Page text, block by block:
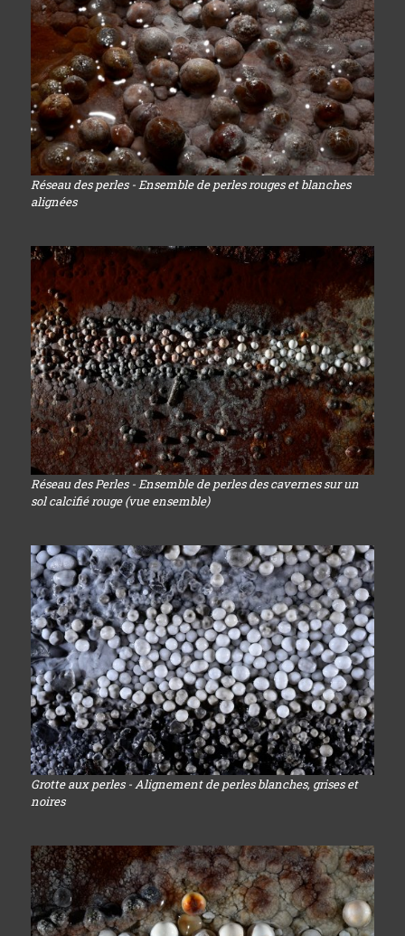
Réseau des perles - Ensemble de perles rouges et blanches
alignées
Réseau des Perles - Ensemble de perles des cavernes sur un
sol calcifié rouge (vue ensemble)
Grotte aux perles - Alignement de perles blanches, grises et
noires